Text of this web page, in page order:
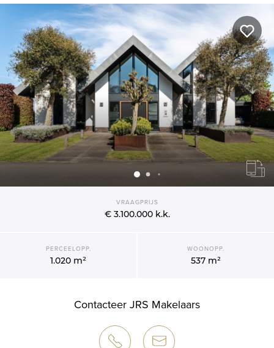
VRAAGPRIJS
€ 3.100.000k.k.
PERCEELOPP.
1.020 m²
WOONOPP.
537 m²
Contacteer JRS Makelaars